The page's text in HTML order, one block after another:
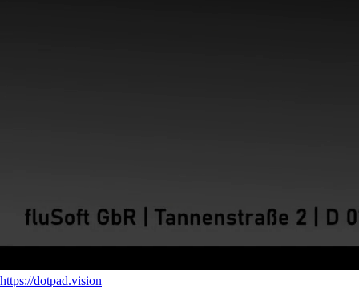
https://dotpad.vision